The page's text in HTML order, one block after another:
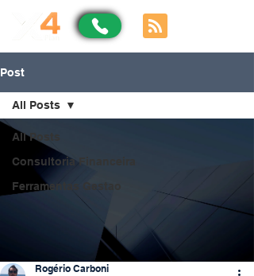
Post
All Posts
Consultoria Financeira
Ferramentas Gestao
All Posts
Rogério Carboni